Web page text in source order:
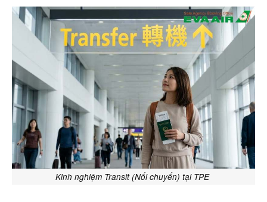
Kinh nghiệm Transit (Nối chuyến) tại TPE